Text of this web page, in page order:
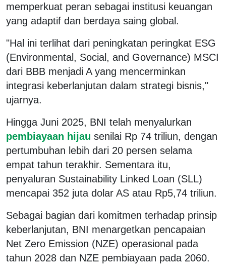
memperkuat peran sebagai institusi keuangan
yang adaptif dan berdaya saing global.
"Hal ini terlihat dari peningkatan peringkat ESG
(Environmental, Social, and Governance) MSCI
dari BBB menjadi A yang mencerminkan
integrasi keberlanjutan dalam strategi bisnis,"
ujarnya.
Hingga Juni 2025, BNI telah menyalurkan
pembiayaan hijau senilai Rp 74 triliun, dengan
pertumbuhan lebih dari 20 persen selama
empat tahun terakhir. Sementara itu,
penyaluran Sustainability Linked Loan (SLL)
mencapai 352 juta dolar AS atau Rp5,74 triliun.
Sebagai bagian dari komitmen terhadap prinsip
keberlanjutan, BNI menargetkan pencapaian
Net Zero Emission (NZE) operasional pada
tahun 2028 dan NZE pembiayaan pada 2060.